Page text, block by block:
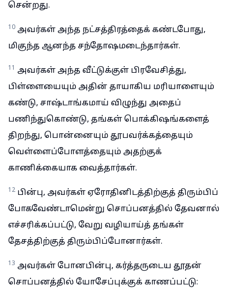
சென்றது.
10 அவர்கள் அந்த நட்சத்திரத்தைக் கண்டபோது,
மிகுந்த ஆனந்த சந்தோஷமடைந்தார்கள்.
11 அவர்கள் அந்த வீட்டுக்குள் பிரவேசித்து,
பிள்ளையையும் அதின் தாயாகிய மரியாளையும்
கண்டு, சாஷ்டாங்கமாய் விழுந்து அதைப்
பணிந்துகொண்டு, தங்கள் பொக்கிஷங்களைத்
திறந்து, பொன்னையும் தூபவர்க்கத்தையும்
வெள்ளைப்போளத்தையும் அதற்குக்
காணிக்கையாக வைத்தார்கள்.
12 பின்பு, அவர்கள் ஏரோதினிடத்திற்குத் திரும்பிப்
போகவேண்டாமென்று சொப்பனத்தில் தேவனால்
எச்சரிக்கப்பட்டு, வேறு வழியாய்த் தங்கள்
தேசத்திற்குத் திரும்பிப்போனார்கள்.
13 அவர்கள் போனபின்பு, கர்த்தருடைய தூதன்
சொப்பனத்தில் யோசேப்புக்குக் காணப்பட்டு: